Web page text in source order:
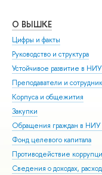
О ВЫШКЕ
Цифры и факты
Руководство и структура
Устойчивое развитие в
Преподаватели и
Корпуса и общежития
Закупки
Обращения граждан в
Фонд целевого капитала
Противодействие
Сведения о доходах,